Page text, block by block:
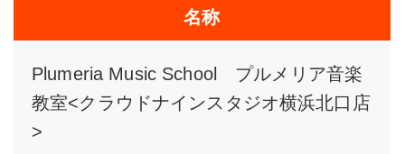
名称
Plumeria Music School プルメリア音楽
教室<クラウドナインスタジオ横浜北口店
>